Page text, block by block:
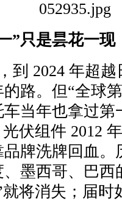
”只是昙花一现
到 2024 年超
路。但“全球
当年也拿过
伏组件 2012
牌洗牌回血
墨西哥、巴
将消失；届